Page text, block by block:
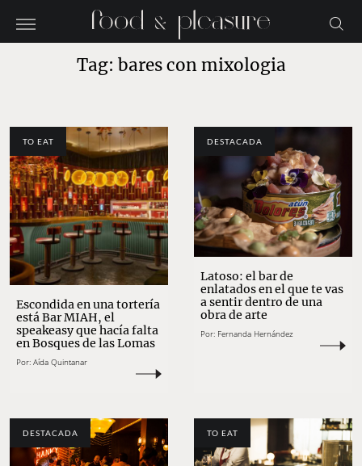
Tag: bares con mixologia
TO EAT
Escondida en una tortería
está Bar MIAH, el
speakeasy que hacía falta
en Bosques de las Lomas
Por: Aída Quintanar
DESTACADA
Latoso: el bar de
enlatados en el que te vas
a sentir dentro de una
obra de arte
Por: Fernanda Hernández
DESTACADA TO EAT